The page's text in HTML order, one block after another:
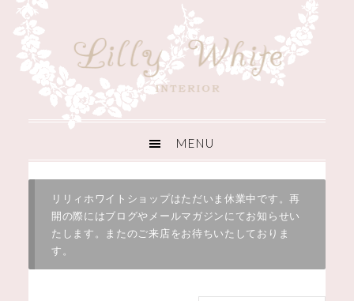
リリィホワイトショップはただいま休業中です。再
開の際にはブログやメールマガジンにてお知らせい
たします。またのご来店をお待ちいたしておりま
す。